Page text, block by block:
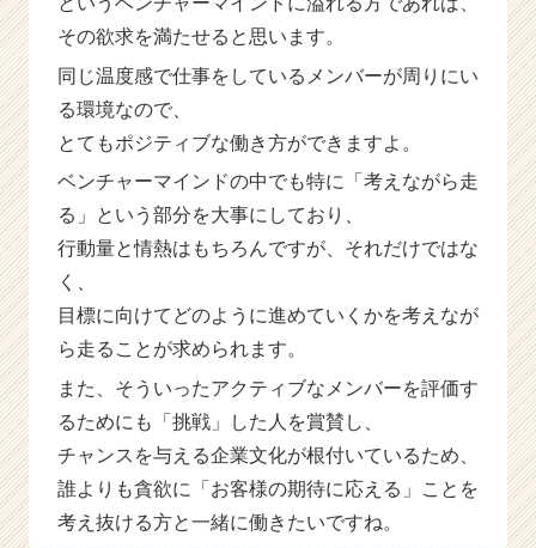
その欲求を満たせると思います。
同じ温度感で仕事をしているメンバーが周りにい
る環境なので、
とてもポジティブな働き方ができますよ。
ベンチャーマインドの中でも特に「考えながら走
る」という部分を大事にしており、
行動量と情熱はもちろんですが、それだけではな
く、
目標に向けてどのように進めていくかを考えなが
ら走ることが求められます。
また、そういったアクティブなメンバーを評価す
るためにも「挑戦」した人を賞賛し、
チャンスを与える企業文化が根付いているため、
誰よりも貪欲に「お客様の期待に応える」ことを
考え抜ける方と一緒に働きたいですね。